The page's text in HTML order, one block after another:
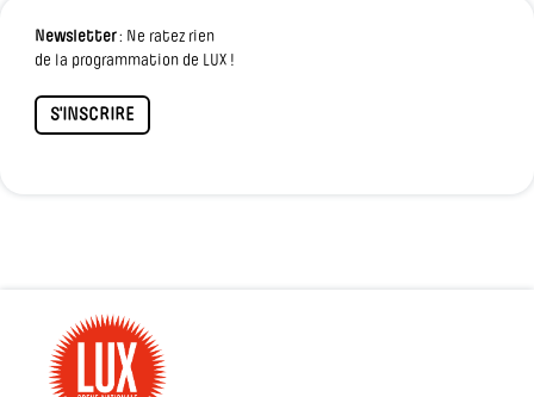
Newsletter: Ne ratez rien
de la programmation de LUX !
S'INSCRIRE